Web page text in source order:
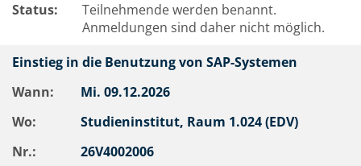
Status:
Teilnehmende werden benannt.
Anmeldungen sind daher nicht möglich.
Einstieg in die Benutzung von SAP-Systemen
Wann:
Mi. 09.12.2026
Wo:
Studieninstitut, Raum 1.024 (EDV)
Nr.:
26V4002006